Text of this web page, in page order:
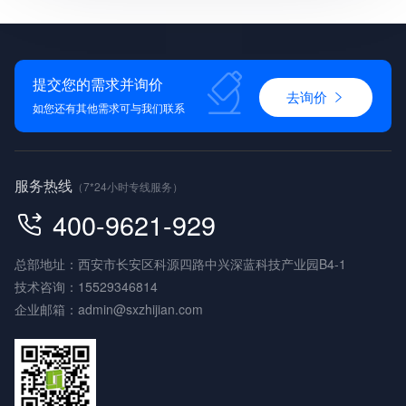
提交您的需求并询价
如您还有其他需求可与我们联系
去询价
服务热线 （7*24小时专线服务）
400-9621-929
总部地址：西安市长安区科源四路中兴深蓝科技产业园B4-1
技术咨询： 15529346814
企业邮箱： admin@sxzhijian.com